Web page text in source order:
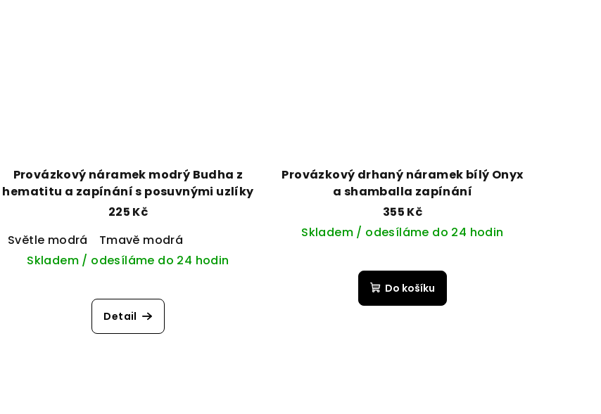
Provázkový náramek modrý Budha z
hematitu a zapínání s posuvnými uzlíky
225 Kč
Světle modrá
Tmavě modrá
Skladem / odesíláme do 24 hodin
Detail
Provázkový drhaný náramek bílý Onyx
a shamballa zapínání
355 Kč
Skladem / odesíláme do 24 hodin
Do košíku